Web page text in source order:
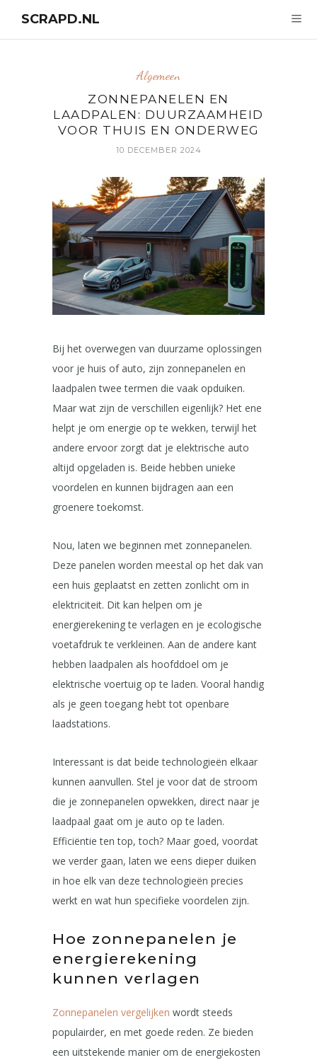
SCRAPD.NL
Algemeen
ZONNEPANELEN EN
LAADPALEN: DUURZAAMHEID
VOOR THUIS EN ONDERWEG
10 DECEMBER 2024
Bij het overwegen van duurzame oplossingen
voor je huis of auto, zijn zonnepanelen en
laadpalen twee termen die vaak opduiken.
Maar wat zijn de verschillen eigenlijk? Het ene
helpt je om energie op te wekken, terwijl het
andere ervoor zorgt dat je elektrische auto
altijd opgeladen is. Beide hebben unieke
voordelen en kunnen bijdragen aan een
groenere toekomst.
Nou, laten we beginnen met zonnepanelen.
Deze panelen worden meestal op het dak van
een huis geplaatst en zetten zonlicht om in
elektriciteit. Dit kan helpen om je
energierekening te verlagen en je ecologische
voetafdruk te verkleinen. Aan de andere kant
hebben laadpalen als hoofddoel om je
elektrische voertuig op te laden. Vooral handig
als je geen toegang hebt tot openbare
laadstations.
Interessant is dat beide technologieën elkaar
kunnen aanvullen. Stel je voor dat de stroom
die je zonnepanelen opwekken, direct naar je
laadpaal gaat om je auto op te laden.
Efficiëntie ten top, toch? Maar goed, voordat
we verder gaan, laten we eens dieper duiken
in hoe elk van deze technologieën precies
werkt en wat hun specifieke voordelen zijn.
Hoe zonnepanelen je
energierekening
kunnen verlagen
Zonnepanelen vergelijken wordt steeds
populairder, en met goede reden. Ze bieden
een uitstekende manier om de energiekosten